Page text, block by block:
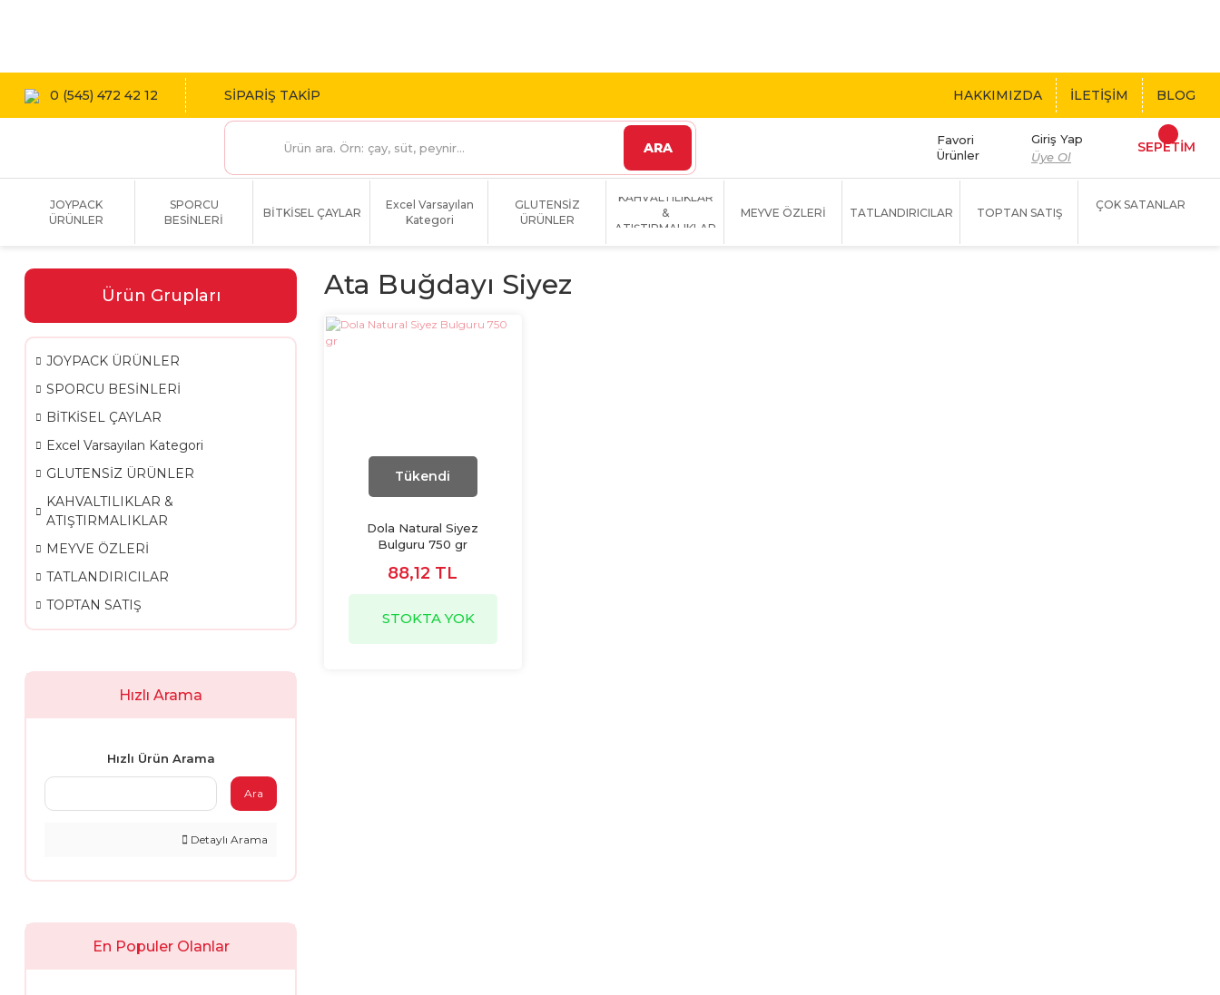
0 (545) 472 42 12 SİPARİŞ TAKİP HAKKIMIZDA İLETİŞİM BLOG
ARA
Favori
Ürünler
Giriş Yap
Üye Ol
SEPETİM
JOYPACK
ÜRÜNLER
SPORCU
BESİNLERİ
BİTKİSEL ÇAYLAR
Excel Varsayılan
Kategori
GLUTENSİZ
ÜRÜNLER
KAHVALTILIKLAR
&
ATIŞTIRMALIKLAR
MEYVE ÖZLERİ TATLANDIRICILAR TOPTAN SATIŞ
ÇOK SATANLAR
Ürün Grupları
JOYPACK ÜRÜNLER
SPORCU BESİNLERİ
BİTKİSEL ÇAYLAR
Excel Varsayılan Kategori
GLUTENSİZ ÜRÜNLER
KAHVALTILIKLAR &
ATIŞTIRMALIKLAR
MEYVE ÖZLERİ
TATLANDIRICILAR
TOPTAN SATIŞ
Hızlı Arama
Hızlı Ürün Arama
Ara
Detaylı Arama
En Populer Olanlar
Ata Buğdayı Siyez
Tükendi
Dola Natural Siyez
Bulguru 750 gr
88,12 TL
STOKTA YOK